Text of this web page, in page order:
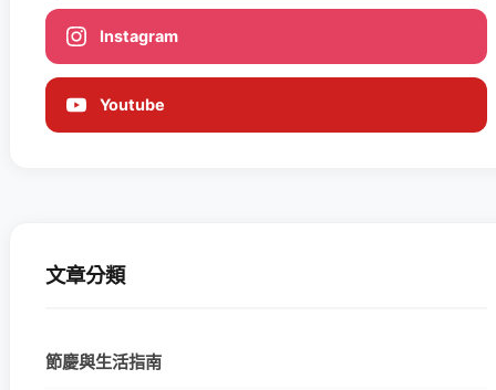
Instagram
Youtube
文章分類
節慶與生活指南